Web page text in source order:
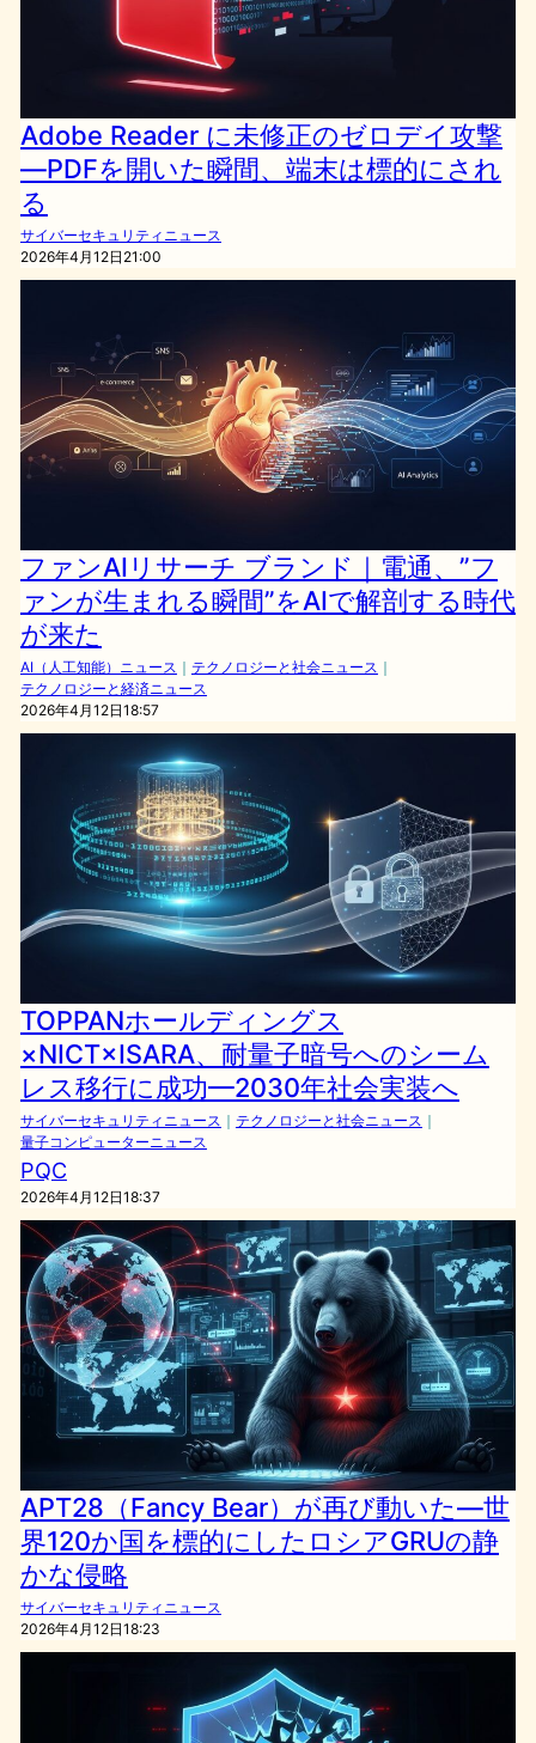
Adobe Reader に未修正のゼロデイ攻撃
—PDFを開いた瞬間、端末は標的にされ
る
サイバーセキュリティニュース
2026年4月12日21:00
ファンAIリサーチ ブランド｜電通、”フ
ァンが生まれる瞬間”をAIで解剖する時代
が来た
AI（人工知能）ニュース ｜ テクノロジーと社会ニュース ｜
テクノロジーと経済ニュース
2026年4月12日18:57
TOPPANホールディングス
×NICT×ISARA、耐量子暗号へのシーム
レス移行に成功—2030年社会実装へ
サイバーセキュリティニュース ｜ テクノロジーと社会ニュース ｜
量子コンピューターニュース
PQC
2026年4月12日18:37
APT28（Fancy Bear）が再び動いた—世
界120か国を標的にしたロシアGRUの静
かな侵略
サイバーセキュリティニュース
2026年4月12日18:23